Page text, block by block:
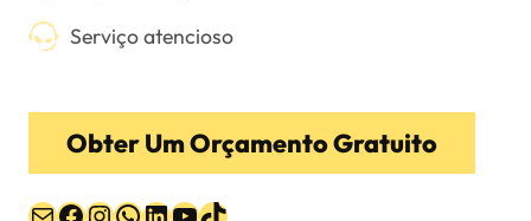
Serviço atencioso
Obter Um Orçamento Gratuito